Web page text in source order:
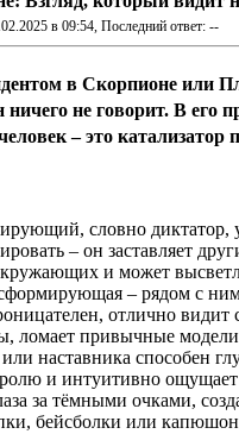
в 09:54, Последний ответ: --
в Скорпионе или
ничего не говорит. В
– это
словно диктатор,
– он заставляет
и может
– рядом с
, отлично видит
, ломает привычные
наставника способен
и интуитивно
за тёмными очками,
бейсболки или